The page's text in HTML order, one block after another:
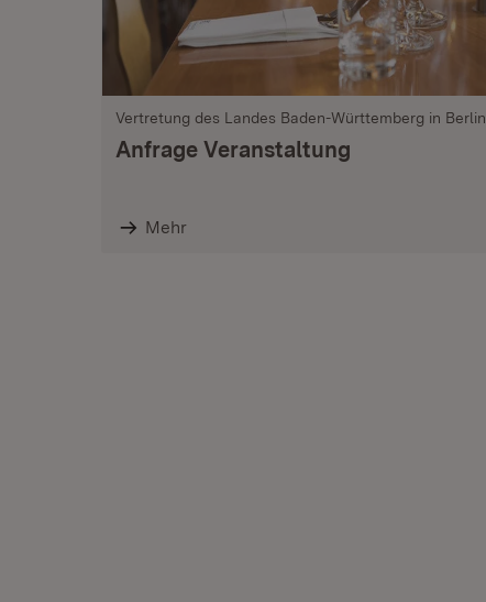
Vertretung des Landes Baden-Württemberg in Berlin
Anfrage Veranstaltung
Mehr